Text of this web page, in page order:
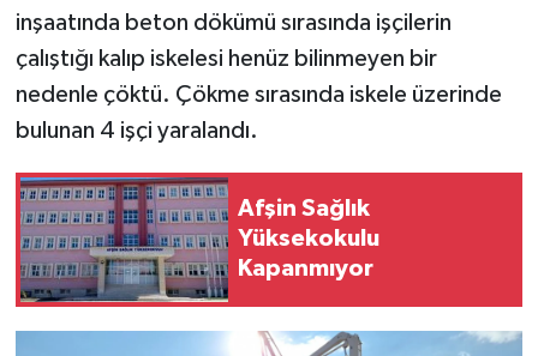
inşaatında beton dökümü sırasında işçilerin
çalıştığı kalıp iskelesi henüz bilinmeyen bir
nedenle çöktü. Çökme sırasında iskele üzerinde
bulunan 4 işçi yaralandı.
Afşin Sağlık
Yüksekokulu
Kapanmıyor